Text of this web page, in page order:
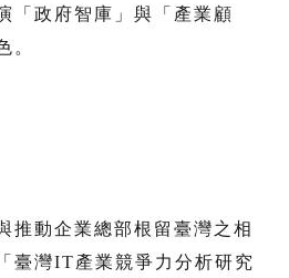
「政府智庫」與「產業顧
。
推動企業總部根留臺灣之相
臺灣IT產業競爭力分析研究